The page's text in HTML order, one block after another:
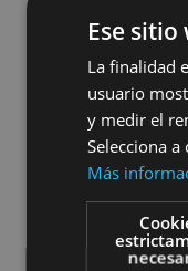
Ese
La finalidad
usuario
y medir el
Selecciona
Más